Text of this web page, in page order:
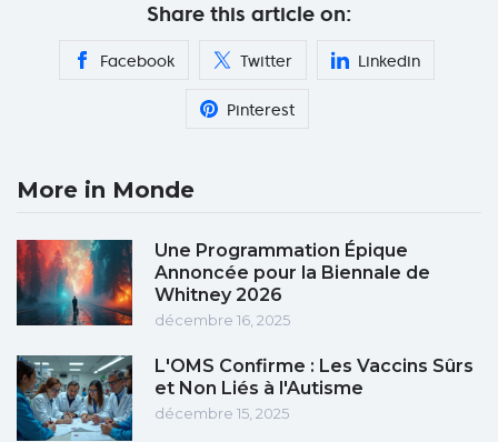
Share this article on:
Facebook Twitter Linkedin
Pinterest
More in Monde
Une Programmation Épique
Annoncée pour la Biennale de
Whitney 2026
décembre 16, 2025
L'OMS Confirme : Les Vaccins Sûrs
et Non Liés à l'Autisme
décembre 15, 2025